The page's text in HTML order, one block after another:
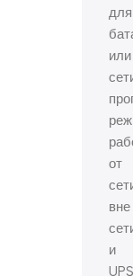
для
или
от
вне
и